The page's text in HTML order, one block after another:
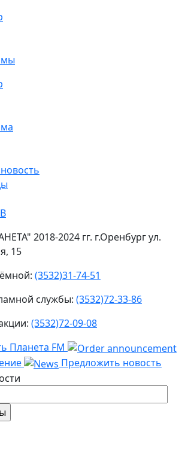
2018-2024 гг. г.Оренбург ул.
15
(3532)31-74-51
службы: (3532)72-33-86
(3532)72-09-08
Планета FM
Предложить новость